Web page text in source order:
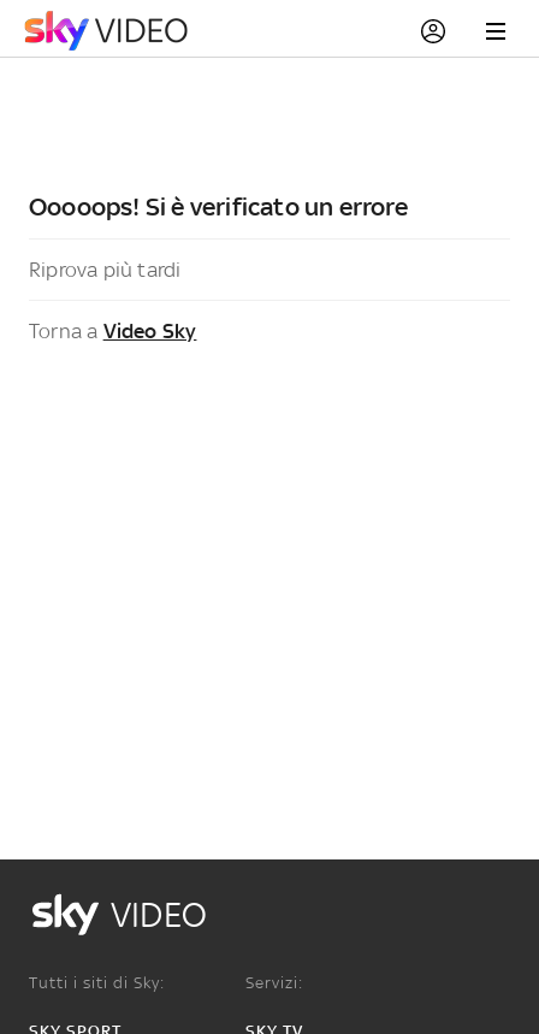
Ooooops! Si è verificato un errore
Riprova più tardi
Torna a Video Sky
VIDEO
Tutti i siti di Sky: Servizi: